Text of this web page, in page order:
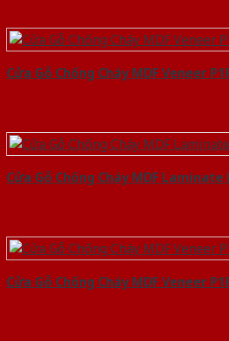
Cửa Gỗ Chống Cháy MDF Veneer
Cửa Gỗ Chống Cháy MDF Laminate
Cửa Gỗ Chống Cháy MDF Veneer